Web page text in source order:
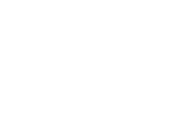
штукатурно-клеевая на